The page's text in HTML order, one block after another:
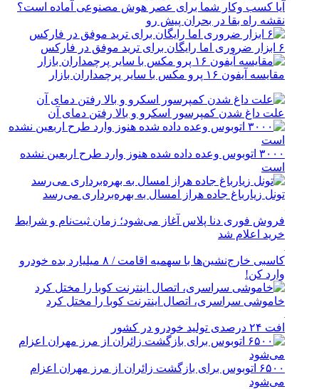
آیا کسب وکار شما برای عصر هوش مصنوعی آماده است؟
نقشه راه بقا در بحران پیش رو
۶ ابزار ضروری اما رایگان برای ترید موفق در فارکس
مقایسه آیفون ۱۶ پرو مکس با سایر پرچمداران بازار
علت داغ شدن کمپرسور اسکرو و بالا رفتن دمای آن
۳۰۰۰ اتوبوس وعده داده شده هنوز وارد طرح اربعین نشده
است
تونل زیارباغ جاده هراز امسال به بهره‌برداری می‌رسد
فروش فوری دنا پلاس آغاز می‌شود؛ زمان ثبت‌نام و شرایط
خرید اعلام شد
کاسبی خارج‌نشین‌ها با سهمیه اقامت / ۸ میلیارد بده خودرو
وارد کن!
خاموشی سراسری، اتصال اینترنت کوبا را مختل کرد
افت ۲۴ درصدی تولید خودرو در کشور
۶۵۰۰ اتوبوس برای بازگشت زائران از مرز مهران اعزام
می‌شود